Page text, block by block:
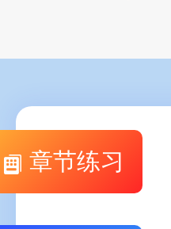
章节练习